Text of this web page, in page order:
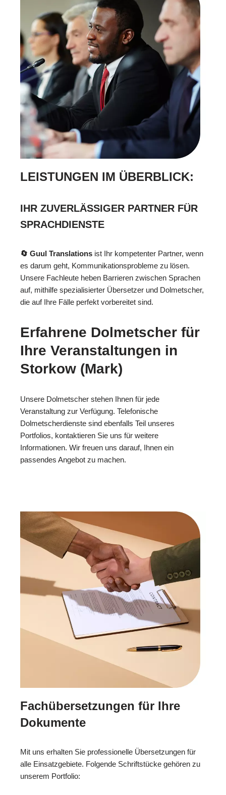
LEISTUNGEN IM ÜBERBLICK:
IHR ZUVERLÄSSIGER PARTNER FÜR
SPRACHDIENSTE
🔄 Guul Translations ist Ihr kompetenter Partner, wenn
es darum geht, Kommunikationsprobleme zu lösen.
Unsere Fachleute heben Barrieren zwischen Sprachen
auf, mithilfe spezialisierter Übersetzer und Dolmetscher,
die auf Ihre Fälle perfekt vorbereitet sind.
Erfahrene Dolmetscher für
Ihre Veranstaltungen in
Storkow (Mark)
Unsere Dolmetscher stehen Ihnen für jede
Veranstaltung zur Verfügung. Telefonische
Dolmetscherdienste sind ebenfalls Teil unseres
Portfolios, kontaktieren Sie uns für weitere
Informationen. Wir freuen uns darauf, Ihnen ein
passendes Angebot zu machen.
Fachübersetzungen für Ihre
Dokumente
Mit uns erhalten Sie professionelle Übersetzungen für
alle Einsatzgebiete. Folgende Schriftstücke gehören zu
unserem Portfolio: